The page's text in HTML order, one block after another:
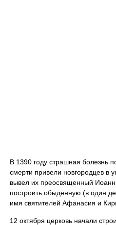
В 1390 году страшная болезнь
смерти привели новгородцев в
вывел их преосвященный
построить обыденную (в один
имя святителей Афанасия и
12 октября церковь начали